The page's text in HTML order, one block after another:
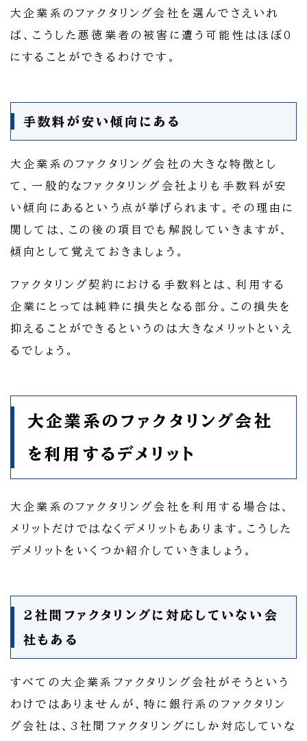
大企業系のファクタリング会社を選んでさえいれ
ば、こうした悪徳業者の被害に遭う可能性はほぼ0
にすることができるわけです。
手数料が安い傾向にある
大企業系のファクタリング会社の大きな特徴とし
て、一般的なファクタリング会社よりも手数料が安
い傾向にあるという点が挙げられます。その理由に
関しては、この後の項目でも解説していきますが、
傾向として覚えておきましょう。
ファクタリング契約における手数料とは、利用する
企業にとっては純粋に損失となる部分。この損失を
抑えることができるというのは大きなメリットといえ
るでしょう。
大企業系のファクタリング会社
を利用するデメリット
大企業系のファクタリング会社を利用する場合は、
メリットだけではなくデメリットもあります。こうした
デメリットをいくつか紹介していきましょう。
2社間ファクタリングに対応していない会
社もある
すべての大企業系ファクタリング会社がそうという
わけではありませんが、特に銀行系のファクタリン
グ会社は、3社間ファクタリングにしか対応していな